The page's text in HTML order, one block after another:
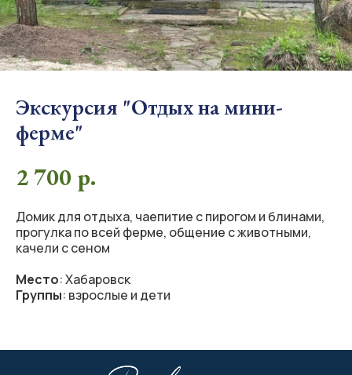
Экскурсия "Отдых на мини-
ферме"
2 700 р.
Домик для отдыха, чаепитие с пирогом и блинами,
прогулка по всей ферме, общение с животными,
качели с сеном
Место: Хабаровск
Группы: взрослые и дети